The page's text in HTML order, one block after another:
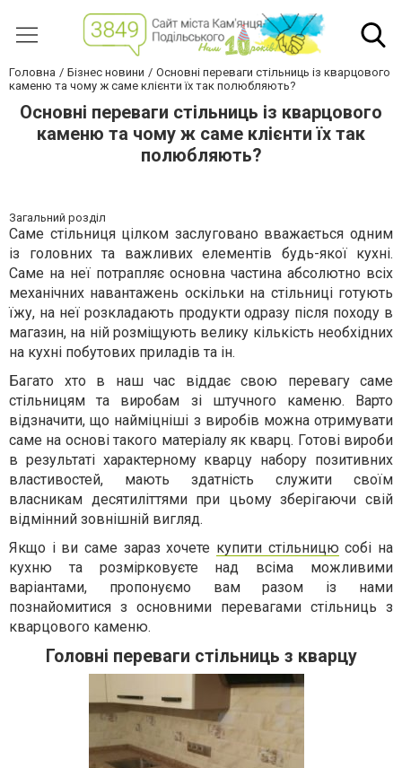
Головна Бізнес новини
Основні переваги стільниць із кварцового
каменю та чому ж саме клієнти їх так полюбляють?
Основні переваги стільниць із кварцового
каменю та чому ж саме клієнти їх так
полюбляють?
Загальний розділ
Саме стільниця цілком заслуговано вважається одним
із головних та важливих елементів будь-якої кухні.
Саме на неї потрапляє основна частина абсолютно всіх
механічних навантажень оскільки на стільниці готують
їжу, на неї розкладають продукти одразу після походу в
магазин, на ній розміщують велику кількість необхідних
на кухні побутових приладів та ін.
Багато хто в наш час віддає свою перевагу саме
стільницям та виробам зі штучного каменю. Варто
відзначити, що найміцніші з виробів можна отримувати
саме на основі такого матеріалу як кварц. Готові вироби
в результаті характерному кварцу набору позитивних
властивостей, мають здатність служити своїм
власникам десятиліттями при цьому зберігаючи свій
відмінний зовнішній вигляд.
Якщо і ви саме зараз хочете купити стільницю собі на
кухню та розмірковуєте над всіма можливими
варіантами, пропонуємо вам разом із нами
познайомитися з основними перевагами стільниць з
кварцового каменю.
Головні переваги стільниць з кварцу